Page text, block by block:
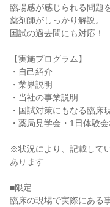
臨場感が感じられる問題
薬剤師がしっかり解説。
国試の過去問にも対応！
【実施プログラム】
・自己紹介
・業界説明
・当社の事業説明
・国試対策にもなる臨床
・薬局見学会・1日体験
※状況により、記載して
あります
■限定
臨床の現場で実際にある